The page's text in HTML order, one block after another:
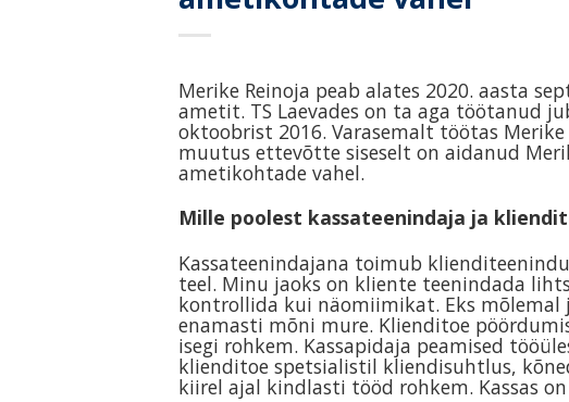
Merike Reinoja peab alates 2020. aasta
ametit. TS Laevades on ta aga töötanud
oktoobrist 2016. Varasemalt töötas
muutus ettevõtte siseselt on aidanud
ametikohtade vahel.
Mille poolest kassateenindaja ja
Kassateenindajana toimub
teel. Minu jaoks on kliente teenindada
kontrollida kui näomiimikat. Eks
enamasti mõni mure. Klienditoe
isegi rohkem. Kassapidaja peamised
klienditoe spetsialistil kliendisuhtlus,
kiirel ajal kindlasti tööd rohkem. Kassas